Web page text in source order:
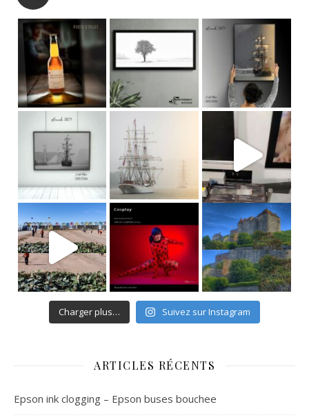
Charger plus… Suivez sur Instagram
ARTICLES RÉCENTS
Epson ink clogging – Epson buses bouchee